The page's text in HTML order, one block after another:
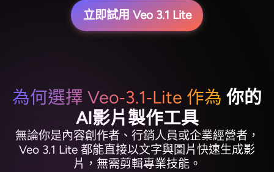
立即試用 Veo 3.1 Lite
為何選擇 Veo‑3.1‑Lite 作為 你的
AI影片製作工具
無論你是內容創作者、行銷人員或企業經營者，
Veo 3.1 Lite 都能直接以文字與圖片快速生成影
片，無需剪輯專業技能。